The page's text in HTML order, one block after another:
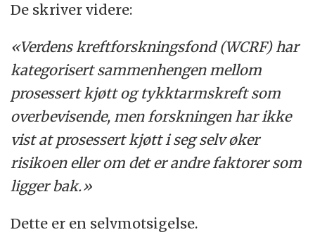
De skriver videre:
«Verdens kreftforskningsfond (WCRF) har
kategorisert sammenhengen mellom
prosessert kjøtt og tykktarmskreft som
overbevisende, men forskningen har ikke
vist at prosessert kjøtt i seg selv øker
risikoen eller om det er andre faktorer som
ligger bak.»
Dette er en selvmotsigelse.